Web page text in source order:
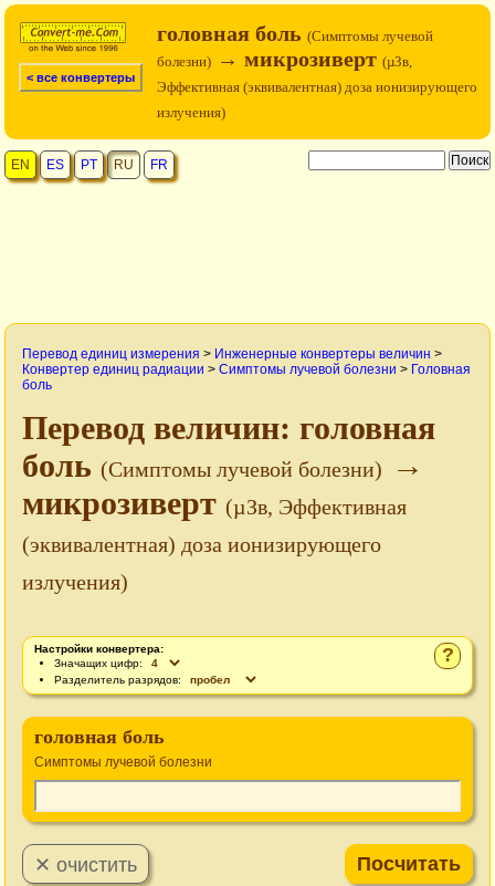
< все конвертеры
головная боль (Симптомы лучевой
болезни) → микрозиверт (µЗв,
Эффективная (эквивалентная) доза ионизирующего
излучения)
EN ES PT RU FR
Перевод единиц измерения > Инженерные конвертеры величин >
Конвертер единиц радиации > Симптомы лучевой болезни > Головная
боль
Перевод величин: головная
боль (Симптомы лучевой болезни)
→
микрозиверт (µЗв, Эффективная
(эквивалентная) доза ионизирующего
излучения)
?
Настройки конвертера:
Значащих цифр:
Разделитель разрядов:
головная боль
Симптомы лучевой болезни